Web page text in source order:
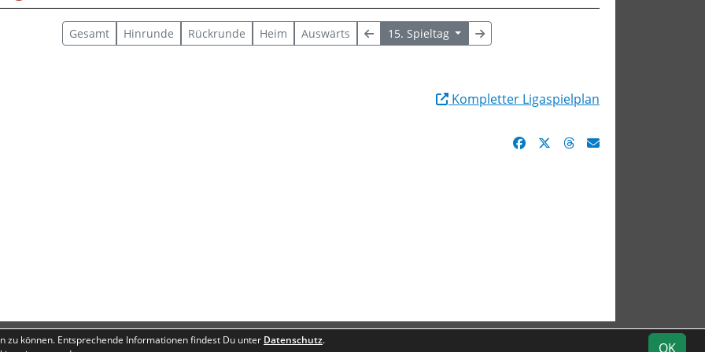
Gesamt Hinrunde Rückrunde Heim Auswärts 15. Spieltag
Kompletter Ligaspielplan
Besucherstatistik Geburtstage
OK
zu können. Entsprechende Informationen findest Du unter Datenschutz.